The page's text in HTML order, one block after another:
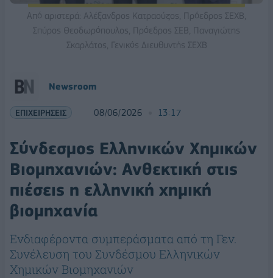
Aπό αριστερά: Αλέξανδρος Κατραούζος, Πρόεδρος ΣΕΧΒ,
Σπύρος Θεοδωρόπουλος, Πρόεδρος ΣΕΒ, Παναγιώτης
Σκαρλάτος, Γενικός Διευθυντής ΣΕΧΒ
Νewsroom
ΕΠΙΧΕΙΡΗΣΕΙΣ 08/06/2026 13:17
Σύνδεσμος Ελληνικών Χημικών
Βιομηχανιών: Ανθεκτική στις
πιέσεις η ελληνική χημική
βιομηχανία
Ενδιαφέροντα συμπεράσματα από τη Γεν.
Συνέλευση του Συνδέσμου Ελληνικών
Χημικών Βιομηχανιών